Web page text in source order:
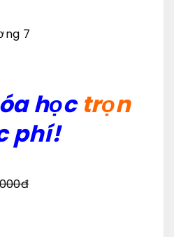
7
học trọn
phí!